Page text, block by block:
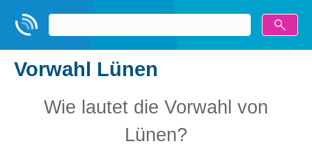
Vorwahl Lünen
Wie lautet die Vorwahl von
Lünen?